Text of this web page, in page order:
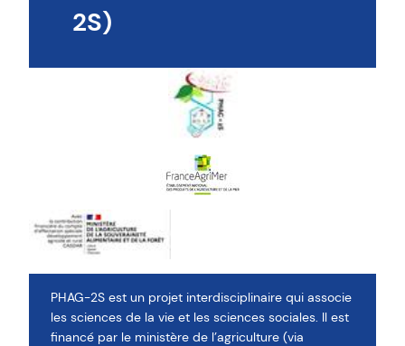
2S)
PHAG-2S est un projet interdisciplinaire qui associe
les sciences de la vie et les sciences sociales. Il est
financé par le ministère de l’agriculture (via